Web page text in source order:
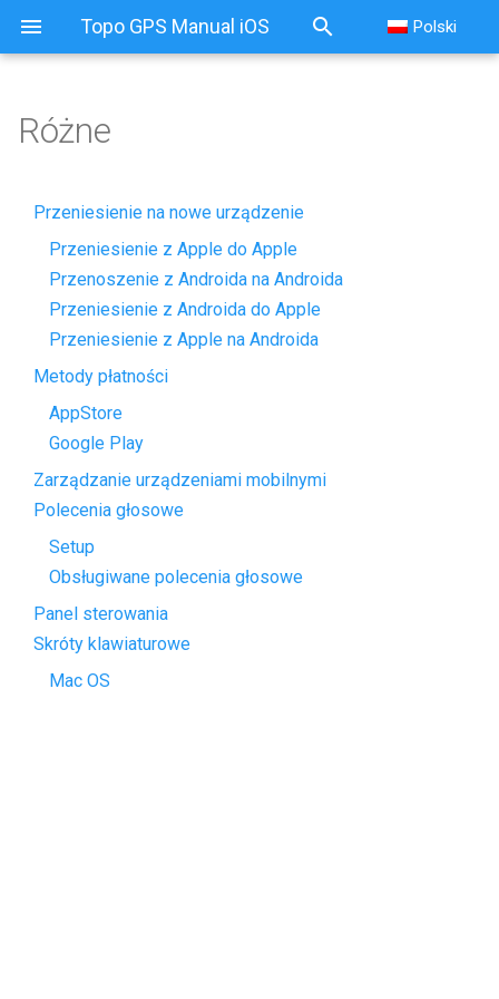
Topo GPS Manual iOS Polski
Różne
Przeniesienie na nowe urządzenie
Przeniesienie z Apple do Apple
Przenoszenie z Androida na Androida
Przeniesienie z Androida do Apple
Przeniesienie z Apple na Androida
Metody płatności
AppStore
Google Play
Zarządzanie urządzeniami mobilnymi
Polecenia głosowe
Setup
Obsługiwane polecenia głosowe
Panel sterowania
Skróty klawiaturowe
Mac OS